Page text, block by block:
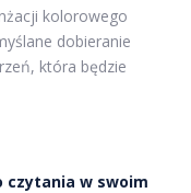
kolorowego
dobieranie
która będzie
czytania w swoim